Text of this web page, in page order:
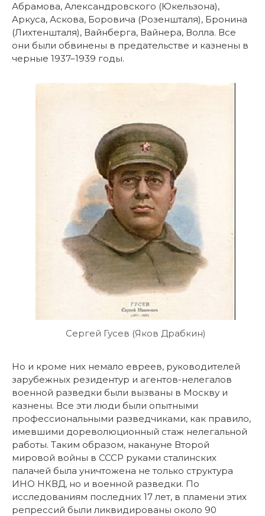
Абрамова, Александровского (Юкельзона),
Аркуса, Аскова, Боровича (Розеншталя), Бронина
(Лихтеншталя), Вайнберга, Вайнера, Волла. Все
они были обвинены в предательстве и казнены в
черные 1937–1939 годы.
Сергей Гусев (Яков Драбкин)
Но и кроме них немало евреев, руководителей
зарубежных резидентур и агентов-нелегалов
военной разведки были вызваны в Москву и
казнены. Все эти люди были опытными
профессиональными разведчиками, как правило,
имевшими дореволюционный стаж нелегальной
работы. Таким образом, накануне Второй
мировой войны в СССР руками сталинских
палачей была уничтожена не только структура
ИНО НКВД, но и военной разведки. По
исследованиям последних 17 лет, в пламени этих
репрессий были ликвидированы около 90